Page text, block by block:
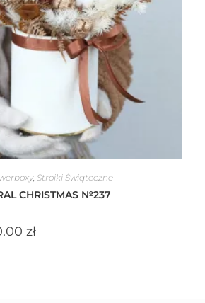
,Stroiki Świąteczne
CHRISTMAS №237
zł